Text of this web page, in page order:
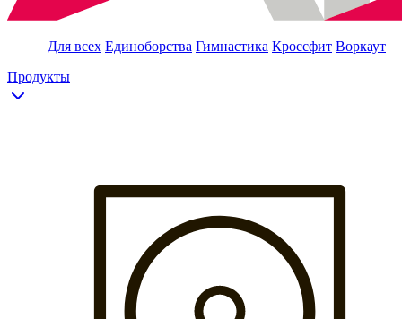
Для всех Единоборства Гимнастика Кроссфит Воркаут
Продукты